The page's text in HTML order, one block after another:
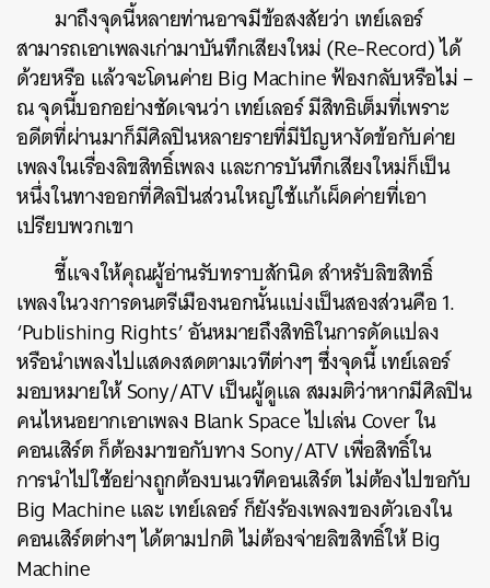
มาถึงจุดนี้หลายท่านอาจมีข้อสงสัยว่า เทย์เลอร์
สามารถเอาเพลงเก่ามาบันทึกเสียงใหม่ (Re-Record) ได้
ด้วยหรือ แล้วจะโดนค่าย Big Machine ฟ้องกลับหรือไม่ –
ณ จุดนี้บอกอย่างชัดเจนว่า เทย์เลอร์ มีสิทธิเต็มที่เพราะ
อดีตที่ผ่านมาก็มีศิลปินหลายรายที่มีปัญหางัดข้อกับค่าย
เพลงในเรื่องลิขสิทธิ์เพลง และการบันทึกเสียงใหม่ก็เป็น
หนึ่งในทางออกที่ศิลปินส่วนใหญ่ใช้แก้เผ็ดค่ายที่เอา
เปรียบพวกเขา
ชี้แจงให้คุณผู้อ่านรับทราบสักนิด สำหรับลิขสิทธิ์
เพลงในวงการดนตรีเมืองนอกนั้นแบ่งเป็นสองส่วนคือ 1.
‘Publishing Rights’ อันหมายถึงสิทธิในการดัดแปลง
หรือนำเพลงไปแสดงสดตามเวทีต่างๆ ซึ่งจุดนี้ เทย์เลอร์
มอบหมายให้ Sony/ATV เป็นผู้ดูแล สมมติว่าหากมีศิลปิน
คนไหนอยากเอาเพลง Blank Space ไปเล่น Cover ใน
คอนเสิร์ต ก็ต้องมาขอกับทาง Sony/ATV เพื่อสิทธิ์ใน
การนำไปใช้อย่างถูกต้องบนเวทีคอนเสิร์ต ไม่ต้องไปขอกับ
Big Machine และ เทย์เลอร์ ก็ยังร้องเพลงของตัวเองใน
คอนเสิร์ตต่างๆ ได้ตามปกติ ไม่ต้องจ่ายลิขสิทธิ์ให้ Big
Machine
SHARE TWEET LINE EMAIL